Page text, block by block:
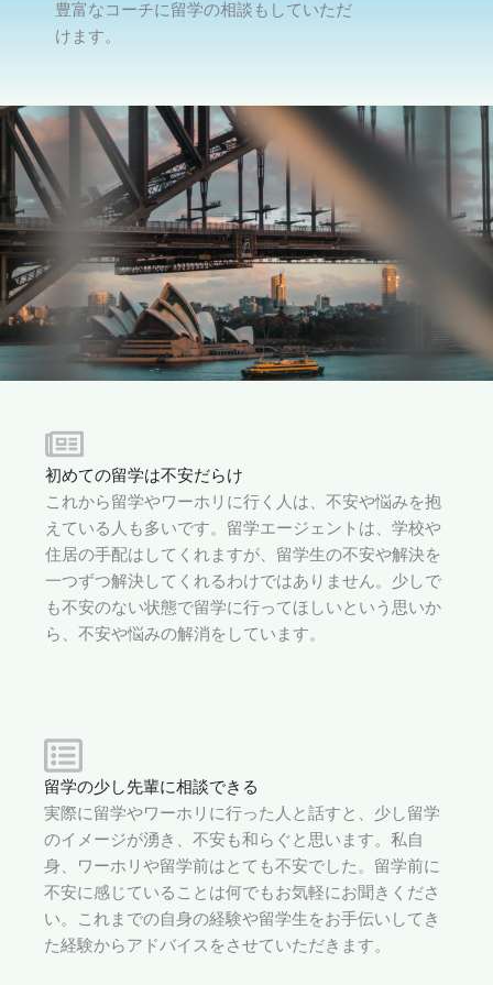
豊富なコーチに留学の相談もしていただ
けます。​
初めての留学は不安だらけ
これから留学やワーホリに行く人は、不安や悩みを抱
えている人も多いです。留学エージェントは、学校や
住居の手配はしてくれますが、留学生の不安や解決を
一つずつ解決してくれるわけではありません。少しで
も不安のない状態で留学に行ってほしいという思いか
ら、不安や悩みの解消をしています。​
留学の少し先輩に相談できる
実際に留学やワーホリに行った人と話すと、少し留学
のイメージが湧き、不安も和らぐと思います。私自
身、ワーホリや留学前はとても不安でした。留学前に
不安に感じていることは何でもお気軽にお聞きくださ
い。これまでの自身の経験や留学生をお手伝いしてき
た経験からアドバイスをさせていただきます。​